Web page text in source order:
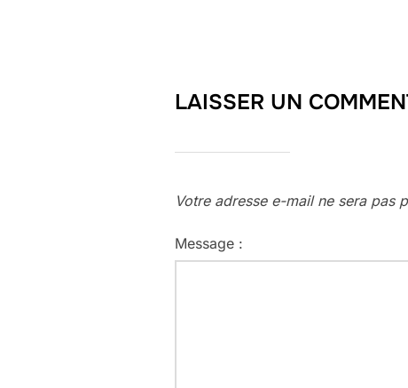
LAISSER UN
Votre adresse e-mail ne sera pas
Message :